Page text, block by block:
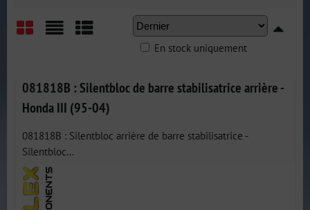
En stock uniquement
081818B : Silentbloc de barre stabilisatrice arrière -
Honda III (95-04)
081818B : Silentbloc arrière de barre stabilisatrice -
Silentbloc...